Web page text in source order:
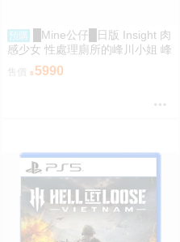
預購
█Mine公仔█日版 Insight 肉
感少女 性處理廁所的峰川小姐 峰
川さん 1/5 PMMA D9263
5990